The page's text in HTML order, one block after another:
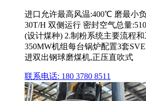
进口允许最高风温:400℃ 磨最小
30T/H 双侧运行 密封空气总量
(设计煤种) 2.制粉系统主要流程
350MW机组每台锅炉配置3套
进双出钢球磨煤机,正压直吹式
联系电话: 180 3780 8511